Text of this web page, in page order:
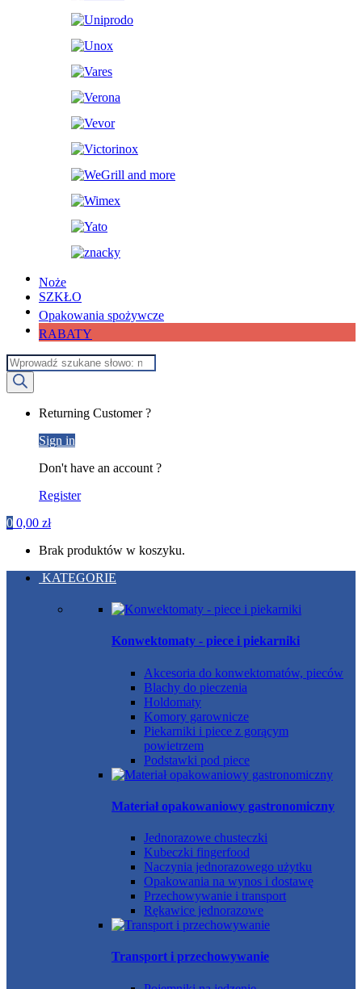
Noże
SZKŁO
Opakowania spożywcze
RABATY
Wyszukiwarka
produktów
Returning Customer ?
Sign in
Don't have an account ?
Register
0 0,00 zł
Brak produktów w koszyku.
KATEGORIE
Konwektomaty - piece i piekarniki
Akcesoria do konwektomatów, pieców
Blachy do pieczenia
Holdomaty
Komory garownicze
Piekarniki i piece z gorącym
powietrzem
Podstawki pod piece
Materiał opakowaniowy gastronomiczny
Jednorazowe chusteczki
Kubeczki fingerfood
Naczynia jednorazowego użytku
Opakowania na wynos i dostawę
Przechowywanie i transport
Rękawice jednorazowe
Transport i przechowywanie